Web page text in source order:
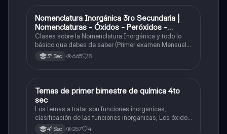
Química
Nomenclatura Inorgánica 3ro Secundaria |
Nomenclaturas - Óxidos - Peróxidos -
Hidróxido o Bases
Clases sobre la Nomenclatura Inorgánica y todo lo
básico que debes de saber (Primer examen Mensual
2025)3° Sec 665 8
Química
Temas de primer bimestre de química 4to
sec
Los temas a tratar son funciones inorganicas,
clasificación de las funciones inorganicas, Los óxidos
y los óxidos ácidos
4° Sec 257 4